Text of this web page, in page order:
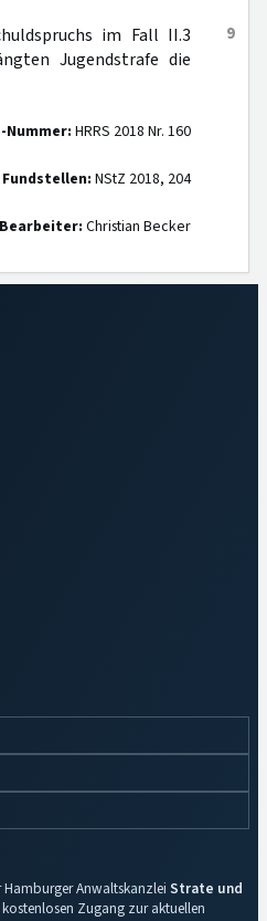
9
im Fall II.3
Jugendstrafe die
Nummer: HRRS 2018 Nr. 160
NStZ 2018, 204
Bearbeiter: Christian Becker
Hamburger Anwaltskanzlei Strate und
Zugang zur aktuellen